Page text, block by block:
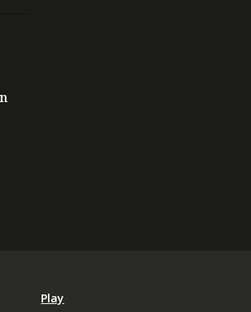
Play